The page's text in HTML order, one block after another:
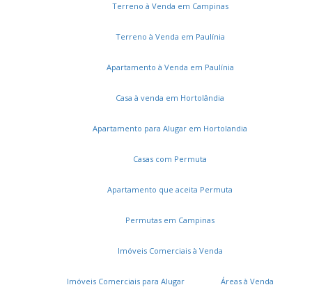
Terreno à Venda em Campinas
Terreno à Venda em Paulínia
Apartamento à Venda em Paulínia
Casa à venda em Hortolândia
Apartamento para Alugar em Hortolandia
Casas com Permuta
Apartamento que aceita Permuta
Permutas em Campinas
Imóveis Comerciais à Venda
Imóveis Comerciais para Alugar Áreas à Venda